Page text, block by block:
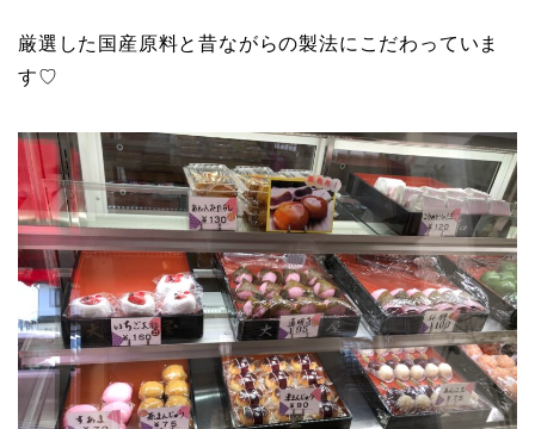
厳選した国産原料と昔ながらの製法にこだわっていま
す♡